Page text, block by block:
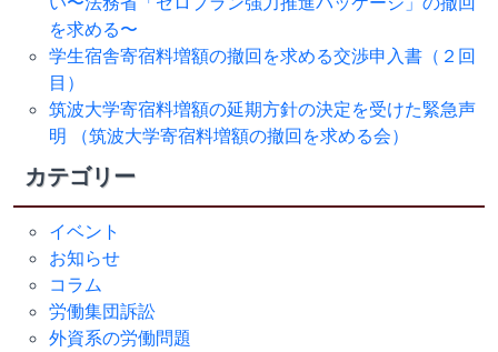
を求める〜
学生宿舎寄宿料増額の撤回を求める交渉申入書（２回
目）
筑波大学寄宿料増額の延期方針の決定を受けた緊急声
明 （筑波大学寄宿料増額の撤回を求める会）
カテゴリー
イベント
お知らせ
コラム
労働集団訴訟
外資系の労働問題